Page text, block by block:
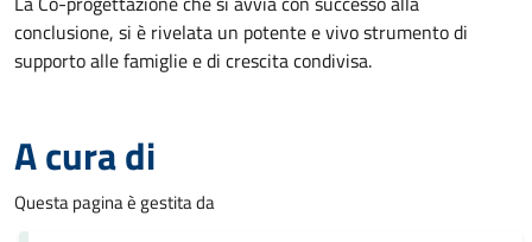
conclusione, si è rivelata un potente e vivo strumento di
supporto alle famiglie e di crescita condivisa.
A cura di
Questa pagina è gestita da